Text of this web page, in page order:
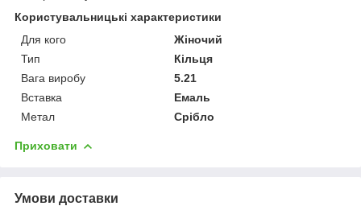
Користувальницькі характеристики
Для кого
Жіночий
Тип
Кільця
Вага виробу
5.21
Вставка
Емаль
Метал
Срібло
Приховати
Умови доставки